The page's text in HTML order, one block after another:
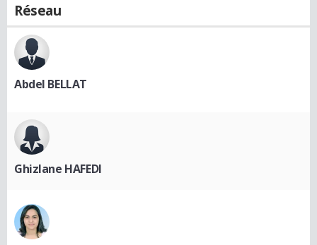
Réseau
Abdel BELLAT
Ghizlane HAFEDI